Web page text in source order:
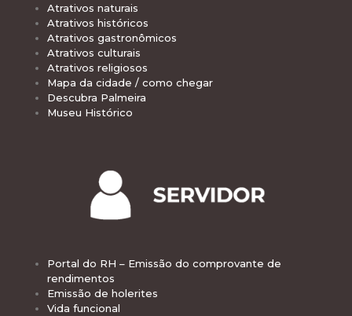
Atrativos naturais
Atrativos históricos
Atrativos gastronômicos
Atrativos culturais
Atrativos religiosos
Mapa da cidade / como chegar
Descubra Palmeira
Museu Histórico
Portal do RH – Emissão do comprovante de
rendimentos
Emissão de holerites
Vida funcional